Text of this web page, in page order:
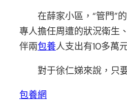
在薛家小區，“管門”
專人擔任周遭的狀況衛生
伴兩包養人支出有10多萬
對于徐仁娣來說，只
包養網